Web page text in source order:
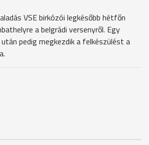
VSE birkózói legkésőbb hétfőn
a belgrádi versenyről. Egy
pedig megkezdik a felkészülést a